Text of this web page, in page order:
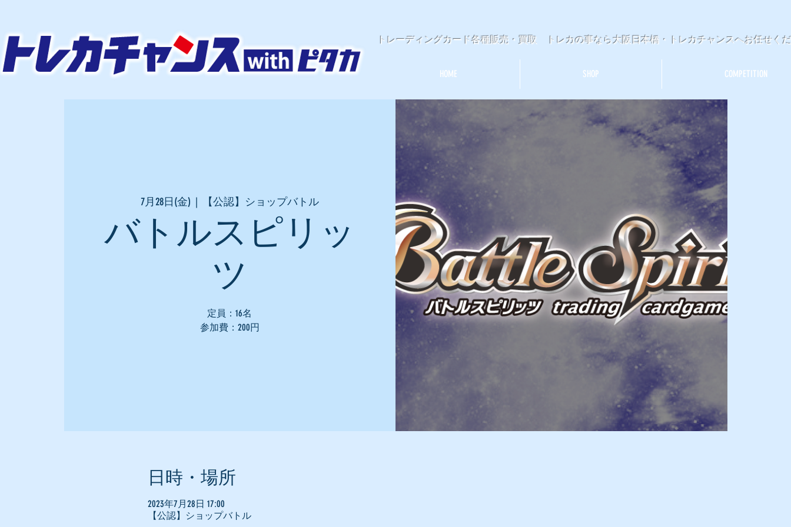
トレーディングカード各種販売・買取 トレカの事なら大阪日本橋・トレカチャンスへお任せく
HOME SHOP COMPETITION
7月28日(金)
  |
【公認】ショップバトル
バトルスピリッ
ツ
定員：16名
参加費：200円
日時・場所
2023年7月28日 17:00
【公認】ショップバトル